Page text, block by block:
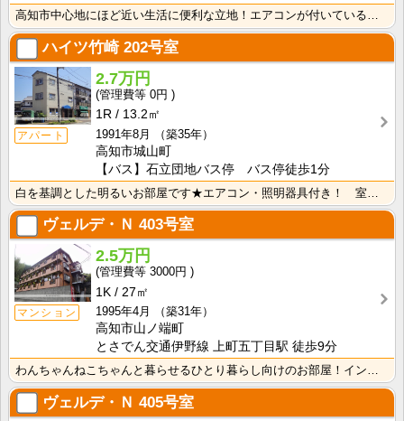
高知市中心地にほど近い生活に便利な立地！エアコンが付いているので初期費用の節約になりますね！
ハイツ竹崎202号室
アパート
2.7万円
0円
1R
13.2㎡
1991年8月
（築35年）
高知市城山町
【バス】石立団地バス停 バス停徒歩1分
ヴェルデ・Ｎ 403号室
マンション
2.5万円
3000円
1K
27㎡
1995年4月
（築31年）
高知市山ノ端町
とさでん交通伊野線 上町五丁目駅 徒歩9分
ヴェルデ・Ｎ 405号室